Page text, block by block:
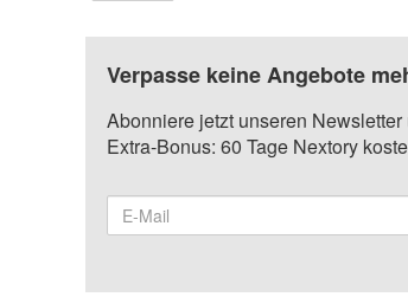
Verpasse keine Angebote
Abonniere jetzt unseren
Extra-Bonus: 60 Tage Nextory